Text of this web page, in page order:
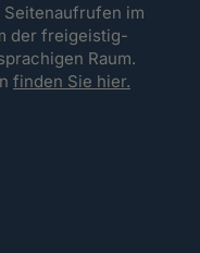
im
der freigeistig-
Raum.
finden Sie hier.